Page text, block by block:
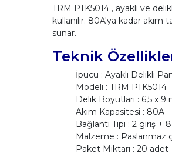
TRM PTK5014 , ayaklı ve
kullanılır. 80A'ya kadar
sunar.
Teknik
İpucu : Ayaklı Delikli
Modeli : TRM PTK5014
Delik Boyutları : 6,5 x 9
Akım Kapasitesi : 80A
Bağlantı Tipi : 2 giriş + 8
Malzeme : Paslanmaz
Paket Miktarı : 20 adet